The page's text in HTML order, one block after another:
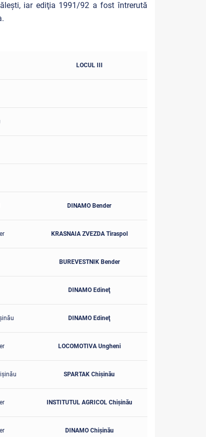
iar ediţia 1991/92 a fost întrerută
LOCUL III
DINAMO Bender
KRASNAIA ZVEZDA Tiraspol
BUREVESTNIK Bender
DINAMO Edineţ
DINAMO Edineţ
LOCOMOTIVA Ungheni
SPARTAK Chişinău
INSTITUTUL AGRICOL Chişinău
DINAMO Chişinău